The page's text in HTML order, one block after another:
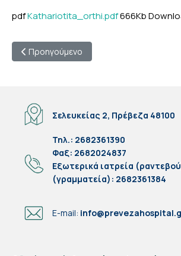
pdfKathariotita_orthi.pdf666Kb
Προηγούμενο άρθρο: ΠΡΟΣΚΛΗΣΗ
Προηγούμενο
Σελευκείας 2, Πρέβεζα 48100
Τηλ.: 2682361390
Φαξ: 2682024837
Eξωτερικά ιατρεία
(γραμματεία): 2682361384
E-mail: